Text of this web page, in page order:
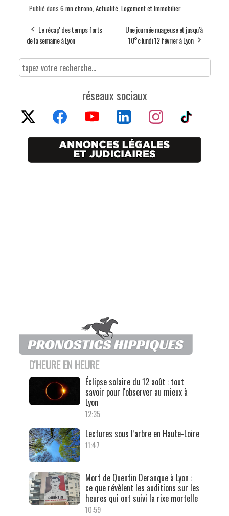
Publié dans 6 mn chrono Actualité Logement et Immobilier
Le récap' des temps forts
de la semaine à Lyon
Une journée nuageuse et jusqu’à
10°c lundi 12 février à Lyon
réseaux sociaux
D'HEURE EN HEURE
Éclipse solaire du 12 août : tout
savoir pour l'observer au mieux à
Lyon
12:35
Lectures sous l’arbre en Haute-Loire
11:47
Mort de Quentin Deranque à Lyon :
ce que révèlent les auditions sur les
heures qui ont suivi la rixe mortelle
10:59